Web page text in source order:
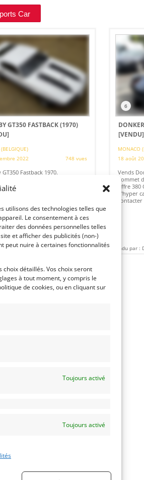
utilisons des technologies telles que
Le consentement à ces
des données personnelles telles
et afficher des publicités (non-)
peut nuire à certaines fonctionnalités
détaillés. Vos choix seront
à tout moment, y compris le
de cookies, ou en cliquant sur
Toujours activé
Toujours activé
Car
GT350 FASTBACK (1970)
2022
748 vues
GT350 Fastback 1970.
de l'année modèle 1970.
: Albion Motorcars
6
[VENDU]
MONACO
18 août
Vends
Sommet
offre
d'hyper
Vendu par :